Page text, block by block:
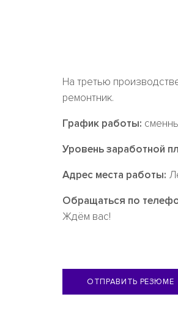
На третью
ремонтник.
График работы:
Уровень заработной
Адрес места работы:
Обращаться по
Ждём вас!
ОТПРАВИТЬ РЕЗЮМЕ